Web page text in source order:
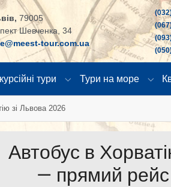
79005
Шевченка, 34
tour.com.ua
for "Країни"
тури
Submenu for
Тури на море
зі Львова 2026
Автобус в
— прямий рейс